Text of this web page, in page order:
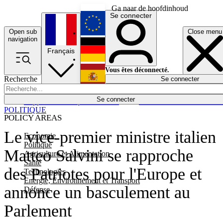
Ga naar de hoofdinhoud
Open sub
navigation
Close menu
Recherche
Se connecter
POLICY AREAS
Economie
Politique
Agriculture et Alimentation
Santé
Technologies
Energie, Environnement et Transport
Défense
Économie
Français
English
Deutsch
Español
Se connecter
Vous êtes déconnecté.
Se connecter
Le vice-premier ministre italien
Matteo Salvini se rapproche
des Patriotes pour l'Europe et
annonce un basculement au
Parlement
POLITIQUE